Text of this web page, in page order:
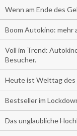
Wenn am Ende des
Boom Autokino: mehr
Voll im Trend:
Besucher.
Heute ist Welttag des
Bestseller im
Das unglaubliche